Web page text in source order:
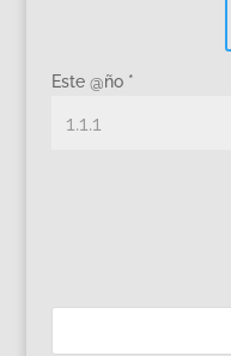
Este @ño *